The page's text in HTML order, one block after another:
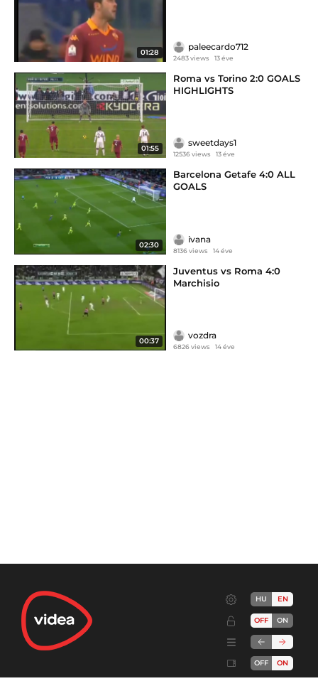
01:28
paleecardo712
2483 views 13 éve
01:55
Roma vs Torino 2:0 GOALS
HIGHLIGHTS
sweetdays1
12536 views 13 éve
02:30
Barcelona Getafe 4:0 ALL
GOALS
ivana
8136 views 14 éve
00:37
Juventus vs Roma 4:0
Marchisio
vozdra
6826 views 14 éve
HU EN
OFF ON
OFF ON